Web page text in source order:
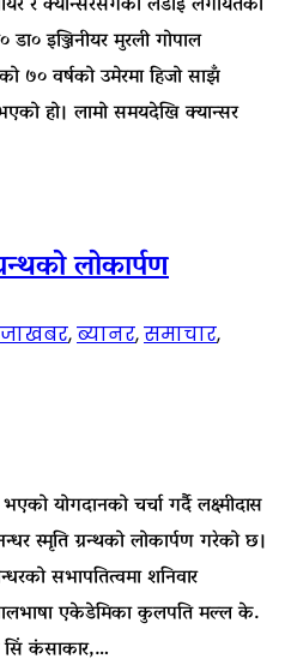
इञ्जिनीयर मुरली गोपाल
७० वर्षको उमेरमा हिजो साझँ
हो। लामो समयदेखि क्यान्सर
लोकार्पण
,ब्यानर,समाचार,
योगदानको चर्चा गर्दै लक्ष्मीदास
स्मृति ग्रन्थको लोकार्पण गरेको छ।
सभापतित्वमा शनिवार
एकेडेमिका कुलपति मल्ल के.
सिं कंसाकार,…